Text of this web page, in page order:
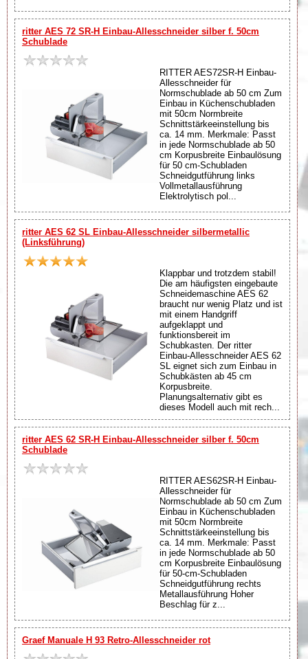
ritter AES 72 SR-H Einbau-Allesschneider silber f. 50cm
Schublade
RITTER AES72SR-H Einbau-
Allesschneider für
Normschublade ab 50 cm Zum
Einbau in Küchenschubladen
mit 50cm Normbreite
Schnittstärkeeinstellung bis
ca. 14 mm. Merkmale: Passt
in jede Normschublade ab 50
cm Korpusbreite Einbaulösung
für 50 cm-Schubladen
Schneidgutführung links
Vollmetallausführung
Elektrolytisch pol...
ritter AES 62 SL Einbau-Allesschneider silbermetallic
(Linksführung)
Klappbar und trotzdem stabil!
Die am häufigsten eingebaute
Schneidemaschine AES 62
braucht nur wenig Platz und ist
mit einem Handgriff
aufgeklappt und
funktionsbereit im
Schubkasten. Der ritter
Einbau-Allesschneider AES 62
SL eignet sich zum Einbau in
Schubkästen ab 45 cm
Korpusbreite.
Planungsalternativ gibt es
dieses Modell auch mit rech...
ritter AES 62 SR-H Einbau-Allesschneider silber f. 50cm
Schublade
RITTER AES62SR-H Einbau-
Allesschneider für
Normschublade ab 50 cm Zum
Einbau in Küchenschubladen
mit 50cm Normbreite
Schnittstärkeeinstellung bis
ca. 14 mm. Merkmale: Passt
in jede Normschublade ab 50
cm Korpusbreite Einbaulösung
für 50-cm-Schubladen
Schneidgutführung rechts
Metallausführung Hoher
Beschlag für z...
Graef Manuale H 93 Retro-Allesschneider rot